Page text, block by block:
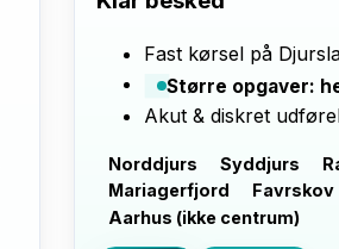
Fast kørsel på
Større opgaver:
Akut & diskret
Norddjurs Syddjurs
Mariagerfjord
Favrskov
Aarhus (ikke centrum)